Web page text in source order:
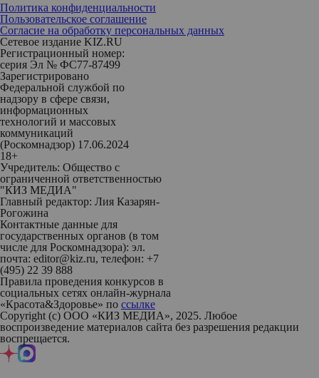
Политика конфиденциальности
Пользовательское соглашение
Согласие на обработку персональных данных
Сетевое издание KIZ.RU
Регистрационный номер:
серия Эл № ФС77-87499
Зарегистрировано
Федеральной службой по
надзору в сфере связи,
информационных
технологий и массовых
коммуникаций
(Роскомнадзор) 17.06.2024
18+
Учредитель: Общество с
ограниченной ответственностью
"КИЗ МЕДИА"
Главный редактор: Лия Казарян-
Рогожина
Контактные данные для
государственных органов (в том
числе для Роскомнадзора): эл.
почта: editor@kiz.ru, телефон: +7
(495) 22 39 888
Правила проведения конкурсов в
социальных сетях онлайн-журнала
«Красота&Здоровье» по ссылке
Copyright (с) ООО «КИЗ МЕДИА», 2025. Любое
воспроизведение материалов сайта без разрешения редакции
воспрещается.